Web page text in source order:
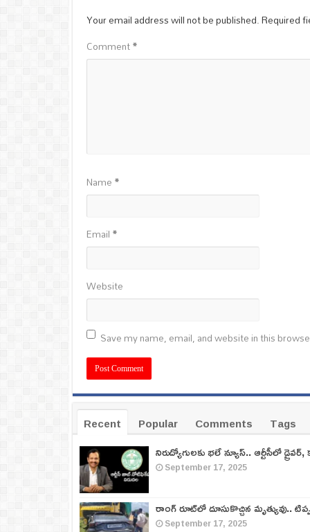
Your email address will not be published.Required
Comment*
Name*
Email*
Website
Save my name, email, and website in this
Recent Popular Comments
Tags
నిరుద్యోగులకు భలే న్యూస్.. ఆర్టీసీలో
September 17, 2025
రాంగ్ రూట్‌లో దూసుకొచ్చిన మృత్యువు..
September 17, 2025